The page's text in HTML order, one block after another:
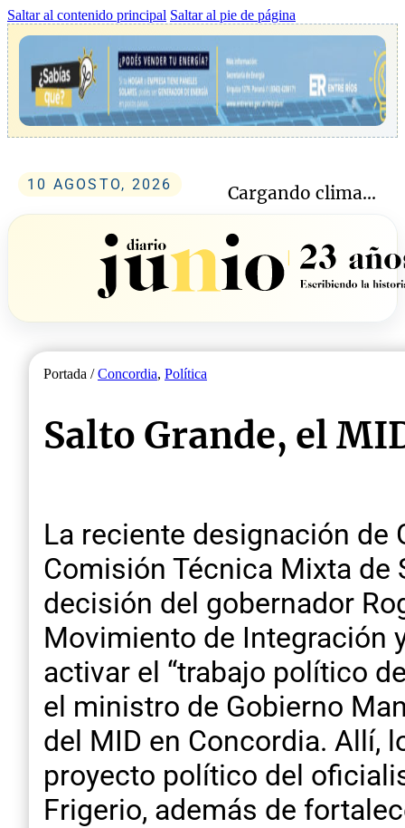
Saltar al contenido principal Saltar al pie de página
10 AGOSTO, 2026 Cargando clima...
Portada /Concordia, Política
Salto Grande, el
La reciente designación de
Comisión Técnica Mixta de
decisión del gobernador
Movimiento de Integración
activar el “trabajo político
el ministro de Gobierno
del MID en Concordia. Allí,
proyecto político del
Frigerio, además de